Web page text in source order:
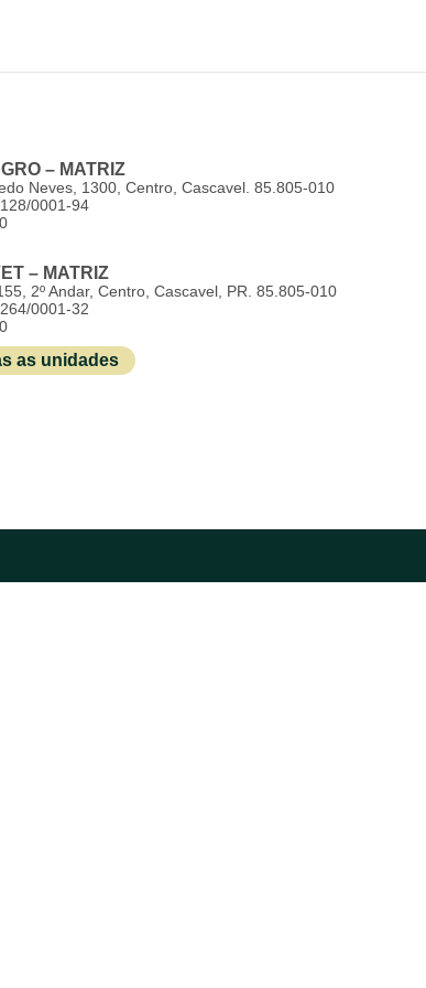
– MATRIZ
Neves, 1300, Centro, Cascavel. 85.805-010
0001-94
– MATRIZ
2º Andar, Centro, Cascavel, PR. 85.805-010
0001-32
as unidades